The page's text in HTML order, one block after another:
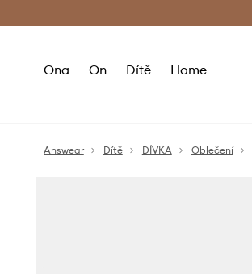
Ona On Dítě Home
Answear Dítě DÍVKA Oblečení